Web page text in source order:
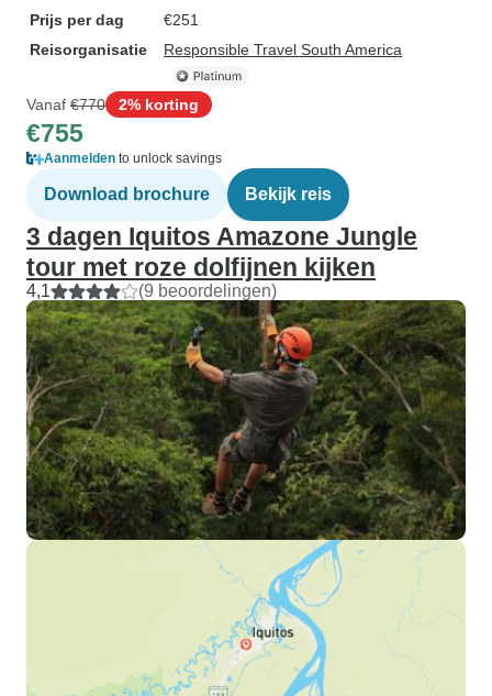
Prijs per dag
€251
Reisorganisatie
Responsible Travel South America
Vanaf €770 2% korting
€755
Aanmelden to unlock savings
Download brochure Bekijk reis
3 dagen Iquitos Amazone Jungle
tour met roze dolfijnen kijken
4,1 (9 beoordelingen)